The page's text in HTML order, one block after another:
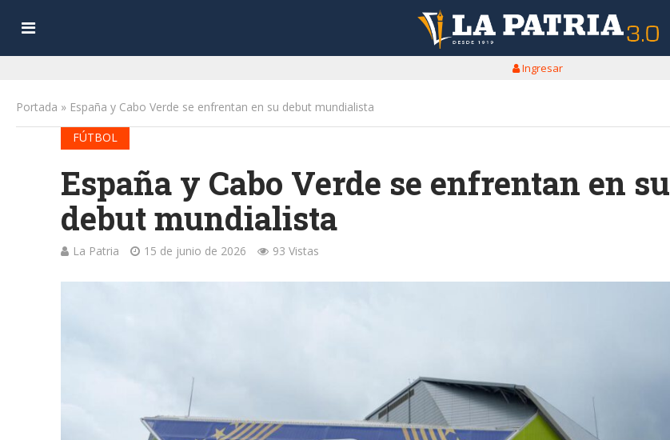
Ingresar
Portada » España y Cabo Verde se enfrentan en su debut mundialista
FÚTBOL
España y Cabo Verde se enfrentan en su
debut mundialista
La Patria 15 de junio de 2026 93 Vistas